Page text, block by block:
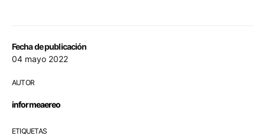
Fecha de publicación
04 mayo 2022
AUTOR
informeaereo
ETIQUETAS